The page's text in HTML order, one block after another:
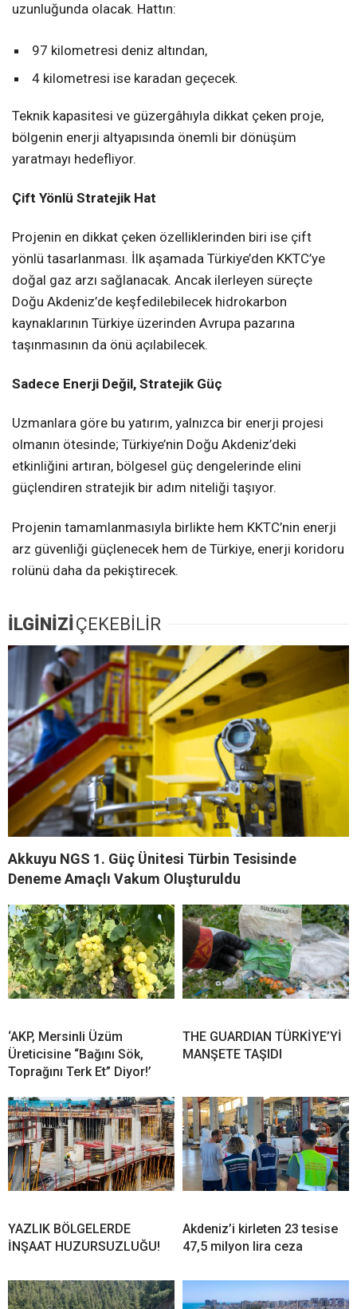
uzunluğunda olacak. Hattın:
97 kilometresi deniz altından,
4 kilometresi ise karadan geçecek.
Teknik kapasitesi ve güzergâhıyla dikkat çeken proje,
bölgenin enerji altyapısında önemli bir dönüşüm
yaratmayı hedefliyor.
Çift Yönlü Stratejik Hat
Projenin en dikkat çeken özelliklerinden biri ise çift
yönlü tasarlanması. İlk aşamada Türkiye’den KKTC’ye
doğal gaz arzı sağlanacak. Ancak ilerleyen süreçte
Doğu Akdeniz’de keşfedilebilecek hidrokarbon
kaynaklarının Türkiye üzerinden Avrupa pazarına
taşınmasının da önü açılabilecek.
Sadece Enerji Değil, Stratejik Güç
Uzmanlara göre bu yatırım, yalnızca bir enerji projesi
olmanın ötesinde; Türkiye’nin Doğu Akdeniz’deki
etkinliğini artıran, bölgesel güç dengelerinde elini
güçlendiren stratejik bir adım niteliği taşıyor.
Projenin tamamlanmasıyla birlikte hem KKTC’nin enerji
arz güvenliği güçlenecek hem de Türkiye, enerji koridoru
rolünü daha da pekiştirecek.
İLGİNİZİÇEKEBİLİR
Akkuyu NGS 1. Güç Ünitesi Türbin Tesisinde
Deneme Amaçlı Vakum Oluşturuldu
‘AKP, Mersinli Üzüm
Üreticisine “Bağını Sök,
Toprağını Terk Et” Diyor!’
THE GUARDIAN TÜRKİYE’Yİ
MANŞETE TAŞIDI
YAZLIK BÖLGELERDE
İNŞAAT HUZURSUZLUĞU!
Akdeniz’i kirleten 23 tesise
47,5 milyon lira ceza